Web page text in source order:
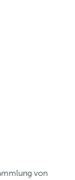
von